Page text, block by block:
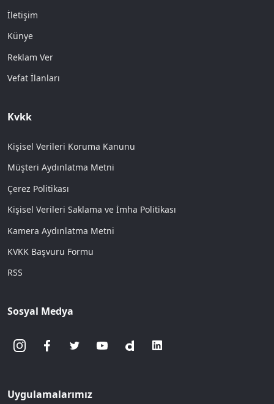
İletişim
Künye
Reklam Ver
Vefat İlanları
Kvkk
Kişisel Verileri Koruma Kanunu
Müşteri Aydınlatma Metni
Çerez Politikası
Kişisel Verileri Saklama ve İmha Politikası
Kamera Aydınlatma Metni
KVKK Başvuru Formu
RSS
Sosyal Medya
Uygulamalarımız